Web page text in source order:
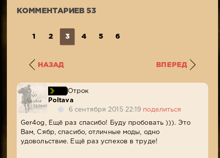
КОММЕНТАРИЕВ 53
1 2 3 4 5 6
НАЗАД ВПЕРЕД
Отрок
Poltava
6 сентября 2015 22:19 поделиться
Ger4og, Ещё раз спасибо! Буду пробовать ))). Это
Вам, Сябр, спасибо, отличные моды, одно
удовольствие. Ещё раз успехов в труде!